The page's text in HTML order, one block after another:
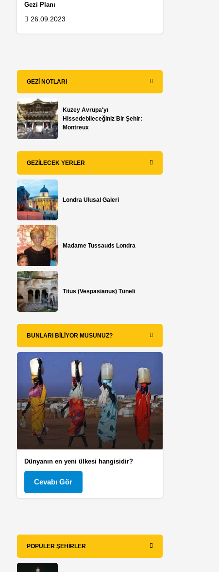
Gezi Planı
26.09.2023
GEZI NOTLARI
Kuzey Avrupa'yı
Hissedebileceğiniz Bir Şehir:
Montreux
GEZILECEK YERLER
Londra Ulusal Galeri
Madame Tussauds Londra
Titus (Vespasianus) Tüneli
BUNLARI BILIYOR MUSUNUZ?
Dünyanın en yeni ülkesi hangisidir?
Cevabı Gör
POPÜLER ŞEHIRLER